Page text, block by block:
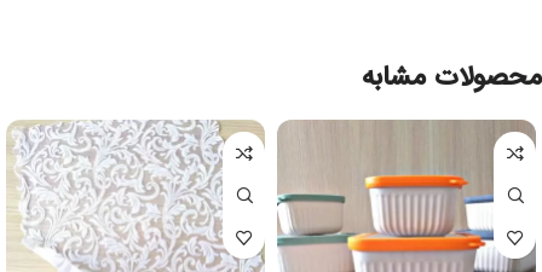
محصولات مشابه